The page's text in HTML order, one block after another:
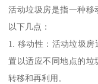
活动垃圾房是指一种移
以下几点：
1. 移动性：活动垃圾
置以适应不同地点的垃
转移和再利用。